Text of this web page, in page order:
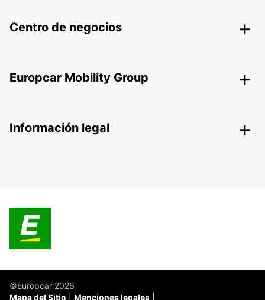
Centro de negocios
Europcar Mobility Group
Información legal
©Europcar 2026
Mapa del Sitio
Menciones legales